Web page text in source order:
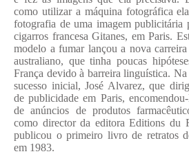
como utilizar a máquina fotográfica
fotografia de uma imagem publicitária
cigarros francesa Gitanes, em Paris.
modelo a fumar lançou a nova
australiano, que tinha poucas
França devido à barreira linguística. Na
sucesso inicial, José Alvarez, que
de publicidade em Paris,
de anúncios de produtos
como director da editora Editions du
publicou o primeiro livro de retratos
em 1983.